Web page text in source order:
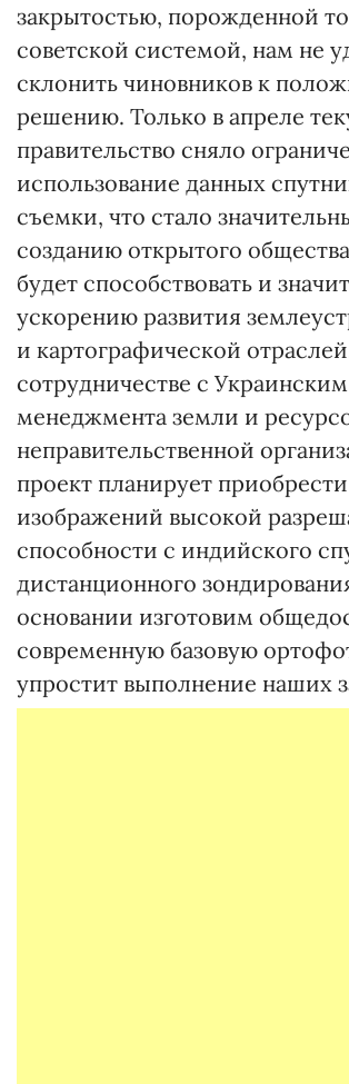
закрытостью, порожденной
советской системой, нам не
склонить чиновников к
решению. Только в апреле
правительство сняло
использование данных
съемки, что стало
созданию открытого
будет способствовать и
ускорению развития
и картографической
сотрудничестве с
менеджмента земли и
неправительственной
проект планирует
изображений высокой
способности с индийского
дистанционного
основании изготовим
современную базовую
упростит выполнение наших